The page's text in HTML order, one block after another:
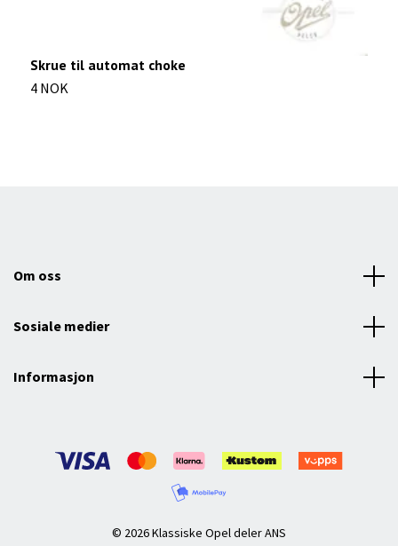
Skrue til automat choke
4 NOK
Om oss
Sosiale medier
Informasjon
© 2026 Klassiske Opel deler ANS